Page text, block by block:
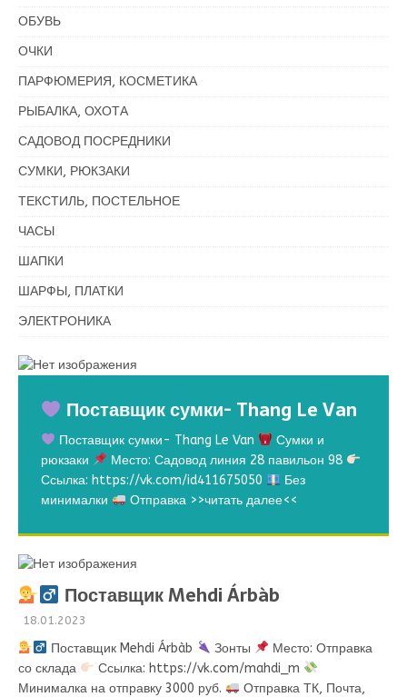
ОБУВЬ
ОЧКИ
ПАРФЮМЕРИЯ, КОСМЕТИКА
РЫБАЛКА, ОХОТА
САДОВОД ПОСРЕДНИКИ
СУМКИ, РЮКЗАКИ
ТЕКСТИЛЬ, ПОСТЕЛЬНОЕ
ЧАСЫ
ШАПКИ
ШАРФЫ, ПЛАТКИ
ЭЛЕКТРОНИКА
Поставщик сумки- Thang Le Van
Поставщик сумки- Thang Le Van
Сумки и
рюкзаки
Место: Садовод линия 28 павильон 98
Ссылка: https://vk.com/id411675050
Без
минималки
Отправка >>читать далее<<
Поставщик Mehdi Árbàb
18.01.2023
Поставщик Mehdi Árbàb Зонты
Место: Отправка
со склада
Ссылка: https://vk.com/mahdi_m
Минималка на отправку 3000 руб.
Отправка ТК, Почта,